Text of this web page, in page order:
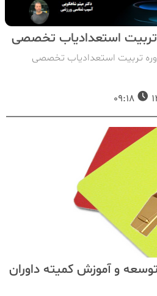
تربیت استعدادیاب تخصصی
تربیت استعدادیاب تخصصی
و آموزش کمیته داوران